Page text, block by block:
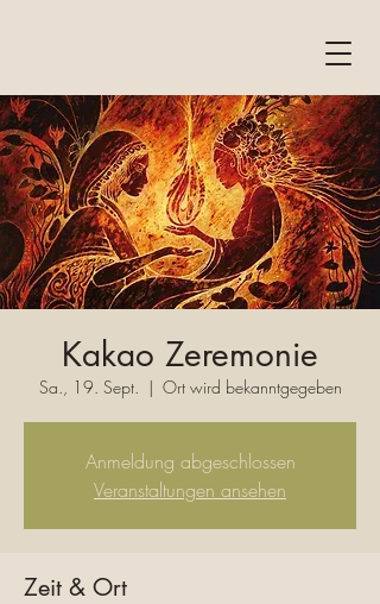
Kakao Zeremonie
Sa., 19. Sept.
  |
Ort wird bekanntgegeben
Anmeldung abgeschlossen
Veranstaltungen ansehen
Zeit & Ort